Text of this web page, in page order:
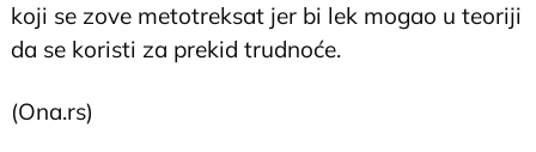
koji se zove metotreksat jer bi lek mogao u teoriji
da se koristi za prekid trudnoće.
(Ona.rs)